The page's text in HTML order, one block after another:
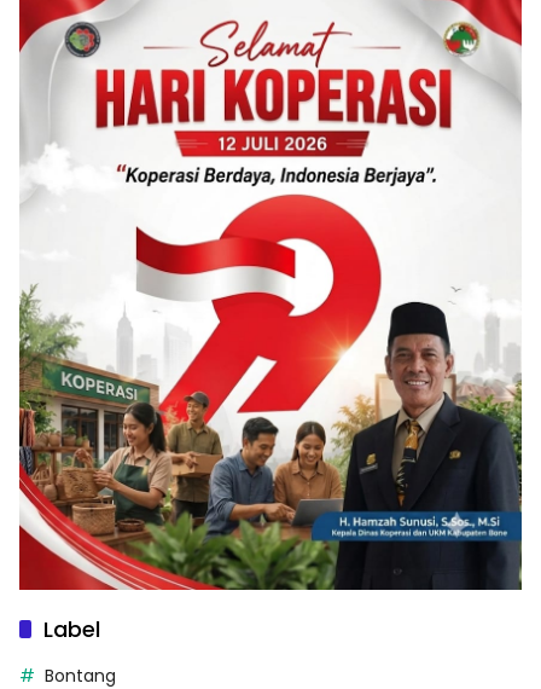
Label
Bontang